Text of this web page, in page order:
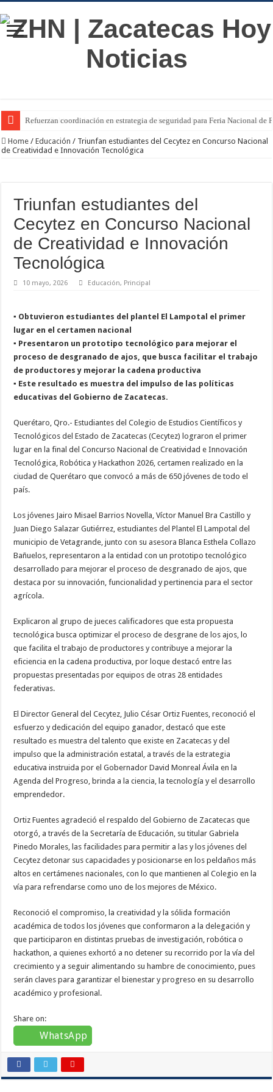
Refuerzan coordinación en estrategia de seguridad para Feria Nacional de
Home / Educación / Triunfan estudiantes del Cecytez en Concurso Nacional
de Creatividad e Innovación Tecnológica
Triunfan estudiantes del
Cecytez en Concurso Nacional
de Creatividad e Innovación
Tecnológica
10 mayo, 2026 Educación, Principal
▪️ Obtuvieron estudiantes del plantel El Lampotal el primer
lugar en el certamen nacional
▪️ Presentaron un prototipo tecnológico para mejorar el
proceso de desgranado de ajos, que busca facilitar el trabajo
de productores y mejorar la cadena productiva
▪️ Este resultado es muestra del impulso de las políticas
educativas del Gobierno de Zacatecas.
Querétaro, Qro.- Estudiantes del Colegio de Estudios Científicos y
Tecnológicos del Estado de Zacatecas (Cecytez) lograron el primer
lugar en la final del Concurso Nacional de Creatividad e Innovación
Tecnológica, Robótica y Hackathon 2026, certamen realizado en la
ciudad de Querétaro que convocó a más de 650 jóvenes de todo el
país.
Los jóvenes Jairo Misael Barrios Novella, Víctor Manuel Bra Castillo y
Juan Diego Salazar Gutiérrez, estudiantes del Plantel El Lampotal del
municipio de Vetagrande, junto con su asesora Blanca Esthela Collazo
Bañuelos, representaron a la entidad con un prototipo tecnológico
desarrollado para mejorar el proceso de desgranado de ajos, que
destaca por su innovación, funcionalidad y pertinencia para el sector
agrícola.
Explicaron al grupo de jueces calificadores que esta propuesta
tecnológica busca optimizar el proceso de desgrane de los ajos, lo
que facilita el trabajo de productores y contribuye a mejorar la
eficiencia en la cadena productiva, por loque destacó entre las
propuestas presentadas por equipos de otras 28 entidades
federativas.
El Director General del Cecytez, Julio César Ortiz Fuentes, reconoció el
esfuerzo y dedicación del equipo ganador, destacó que este
resultado es muestra del talento que existe en Zacatecas y del
impulso que la administración estatal, a través de la estrategia
educativa instruida por el Gobernador David Monreal Ávila en la
Agenda del Progreso, brinda a la ciencia, la tecnología y el desarrollo
emprendedor.
Ortiz Fuentes agradeció el respaldo del Gobierno de Zacatecas que
otorgó, a través de la Secretaría de Educación, su titular Gabriela
Pinedo Morales, las facilidades para permitir a las y los jóvenes del
Cecytez detonar sus capacidades y posicionarse en los peldaños más
altos en certámenes nacionales, con lo que mantienen al Colegio en la
vía para refrendarse como uno de los mejores de México.
Reconoció el compromiso, la creatividad y la sólida formación
académica de todos los jóvenes que conformaron a la delegación y
que participaron en distintas pruebas de investigación, robótica o
hackathon, a quienes exhortó a no detener su recorrido por la vía del
crecimiento y a seguir alimentando su hambre de conocimiento, pues
serán claves para garantizar el bienestar y progreso en su desarrollo
académico y profesional.
Share on:
WhatsApp